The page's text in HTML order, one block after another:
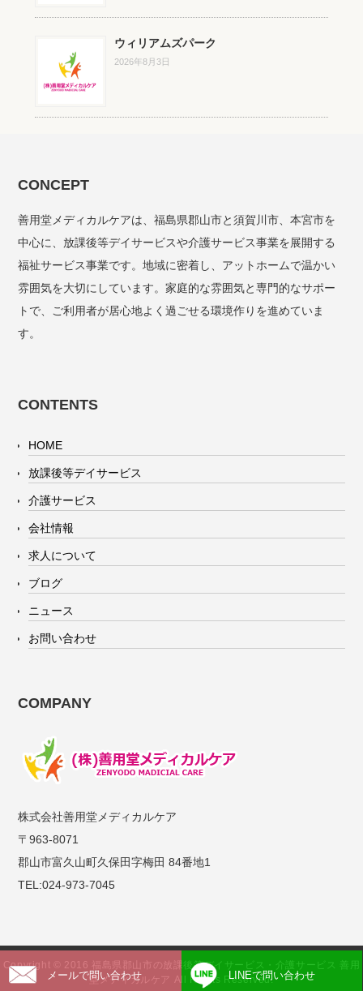
ウィリアムズパーク
2026年8月3日
メールで問い合わせ LINEで問い合わせ
CONCEPT
善用堂メディカルケアは、福島県郡山市と須賀川市、本宮市を
中心に、放課後等デイサービスや介護サービス事業を展開する
福祉サービス事業です。地域に密着し、アットホームで温かい
雰囲気を大切にしています。家庭的な雰囲気と専門的なサポー
トで、ご利用者が居心地よく過ごせる環境作りを進めていま
す。
CONTENTS
HOME
放課後等デイサービス
介護サービス
会社情報
求人について
ブログ
ニュース
お問い合わせ
COMPANY
株式会社善用堂メディカルケア
〒963-8071
郡山市富久山町久保田字梅田 84番地1
TEL:024-973-7045
Copyright © 2016 福島県郡山市の放課後等デイサービス・介護サービス 善用
堂メディカルケア All Rights Reserved.